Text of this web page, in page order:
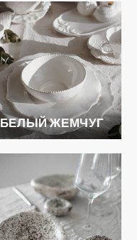
БЕЛЫЙ ЖЕМЧУГ